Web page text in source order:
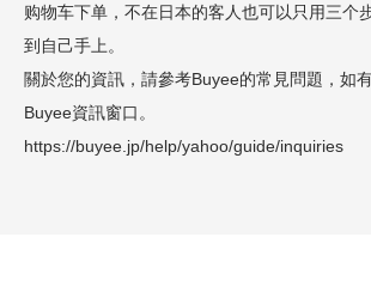
购物车下单，不在日本的客人也可以只用三个
到自己手上。
關於您的資訊，請參考Buyee的常見問題，如
Buyee資訊窗口。
https://buyee.jp/help/yahoo/guide/inquiries